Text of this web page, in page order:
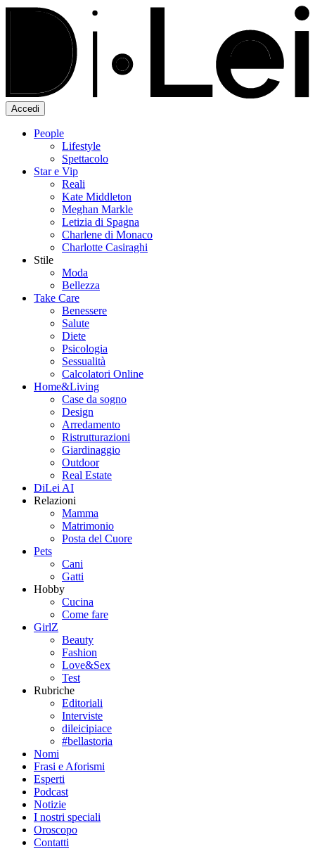
Accedi
People
Lifestyle
Spettacolo
Star e Vip
Reali
Kate Middleton
Meghan Markle
Letizia di Spagna
Charlene di Monaco
Charlotte Casiraghi
Stile
Moda
Bellezza
Take Care
Benessere
Salute
Diete
Psicologia
Sessualità
Calcolatori Online
Home&Living
Case da sogno
Design
Arredamento
Ristrutturazioni
Giardinaggio
Outdoor
Real Estate
DiLei AI
Relazioni
Mamma
Matrimonio
Posta del Cuore
Pets
Cani
Gatti
Hobby
Cucina
Come fare
GirlZ
Beauty
Fashion
Love&Sex
Test
Rubriche
Editoriali
Interviste
dileicipiace
#bellastoria
Nomi
Frasi e Aforismi
Esperti
Podcast
Notizie
I nostri speciali
Oroscopo
Contatti